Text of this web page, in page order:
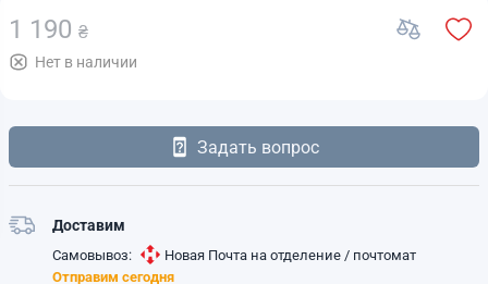
1 190 ₴
Нет в наличии
Задать вопрос
Доставим
Самовывоз:
Новая Почта на отделение / почтомат
Отправим сегодня